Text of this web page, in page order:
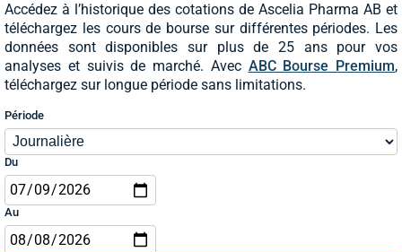
Accédez à l’historique des cotations de Ascelia Pharma AB et
téléchargez les cours de bourse sur différentes périodes. Les
données sont disponibles sur plus de 25 ans pour vos
analyses et suivis de marché. Avec ABC Bourse Premium,
téléchargez sur longue période sans limitations.
Période
Du
Au